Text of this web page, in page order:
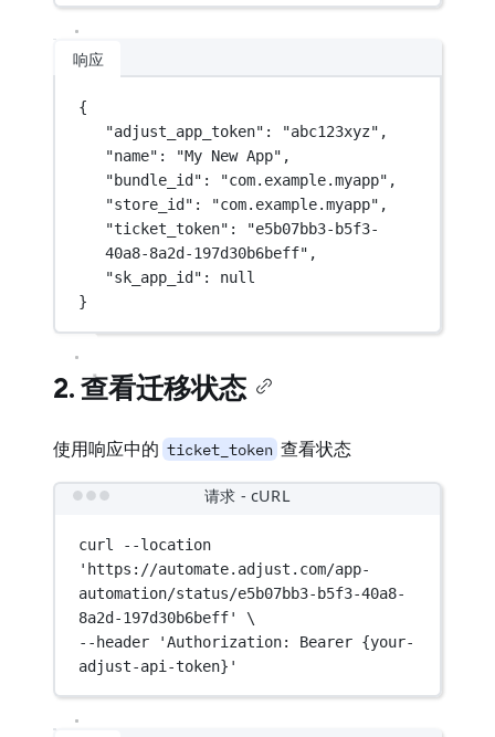
响应
{
"adjust_app_token" : "abc123xyz" ,
"name" : "My New App" ,
"bundle_id" : "com.example.myapp" ,
"store_id" : "com.example.myapp" ,
"ticket_token" :
"e5b07bb3-b5f3-
40a8-8a2d-197d30b6beff" ,
"sk_app_id" : null
}
2. 查看迁移状态
使用响应中的 ticket_token 查看状态
请求 - cURL
curl
--location
'https://automate.adjust.com/app-
automation/status/e5b07bb3-b5f3-40a8-
8a2d-197d30b6beff'
\
--header
'Authorization: Bearer {your-
adjust-api-token}'